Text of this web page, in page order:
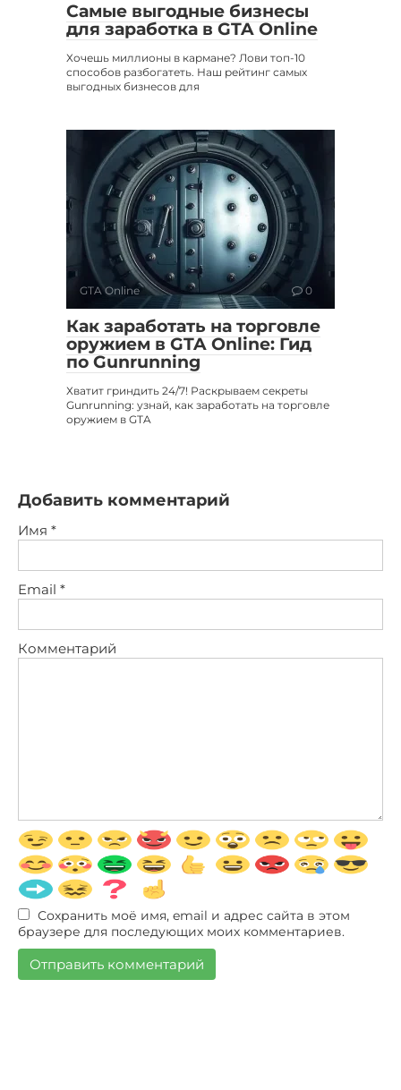
Самые выгодные бизнесы
для заработка в GTA Online
Хочешь миллионы в кармане? Лови топ-10
способов разбогатеть. Наш рейтинг самых
выгодных бизнесов для
GTA Online 0
Как заработать на торговле
оружием в GTA Online: Гид
по Gunrunning
Хватит гриндить 24/7! Раскрываем секреты
Gunrunning: узнай, как заработать на торговле
оружием в GTA
Добавить комментарий
Имя *
Email *
Комментарий
Сохранить моё имя, email и адрес сайта в этом
браузере для последующих моих комментариев.